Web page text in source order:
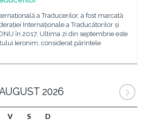
a Traducerilor, a fost marcată
Internaționale a Traducătorilor și
în 2017. Ultima zi din septembrie este
Ieronim, considerat părintele
2026
V S D